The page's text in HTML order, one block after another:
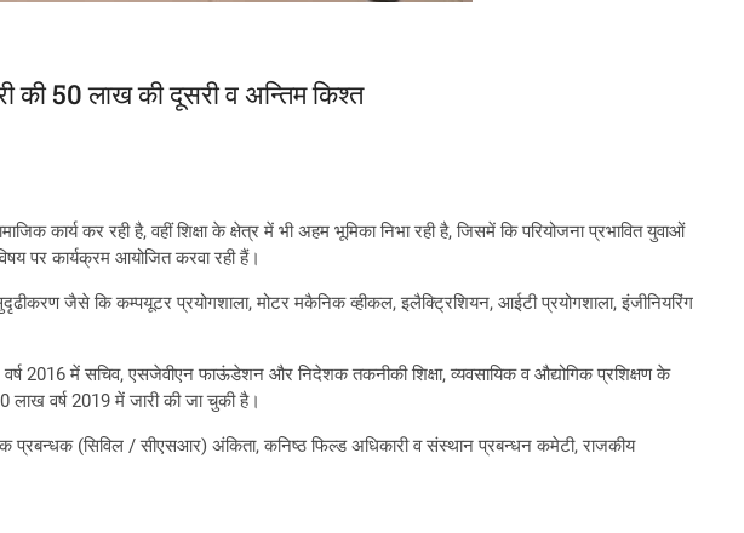
की 50 लाख की दूसरी व अन्तिम किश्त
कार्य कर रही है, वहीं शिक्षा के क्षेत्र में भी अहम भूमिका निभा रही है, जिसमें कि परियोजना प्रभावित युवाओं
पर कार्यक्रम आयोजित करवा रही हैं।
जैसे कि कम्पयूटर प्रयोगशाला, मोटर मकैनिक व्हीकल, इलैक्ट्रिशियन, आईटी प्रयोगशाला, इंजीनियरिंग
वर्ष 2016 में सचिव, एसजेवीएन फाऊंडेशन और निदेशक तकनीकी शिक्षा, व्यवसायिक व औद्योगिक प्रशिक्षण के
लाख वर्ष 2019 में जारी की जा चुकी है।
(सिविल / सीएसआर) अंकिता, कनिष्ठ फिल्ड अधिकारी व संस्थान प्रबन्धन कमेटी, राजकीय